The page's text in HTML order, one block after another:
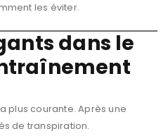
les éviter.
dans le
plus courante. Après une
de transpiration.